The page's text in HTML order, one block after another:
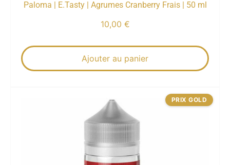
Paloma | E.Tasty | Agrumes Cranberry Frais | 50 ml
10,00 €
Ajouter au panier
PRIX GOLD